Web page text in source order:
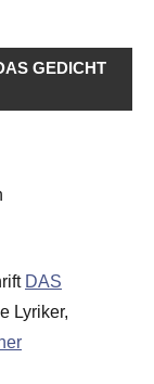
GEDICHT
DAS
Lyriker,